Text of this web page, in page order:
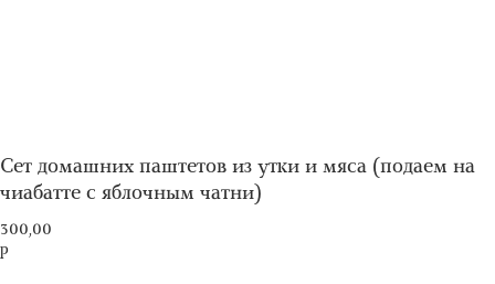
Сет домашних паштетов из утки и мяса (подаем на
чиабатте с яблочным чатни)
300,00
р